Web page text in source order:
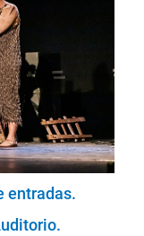
entradas.
.